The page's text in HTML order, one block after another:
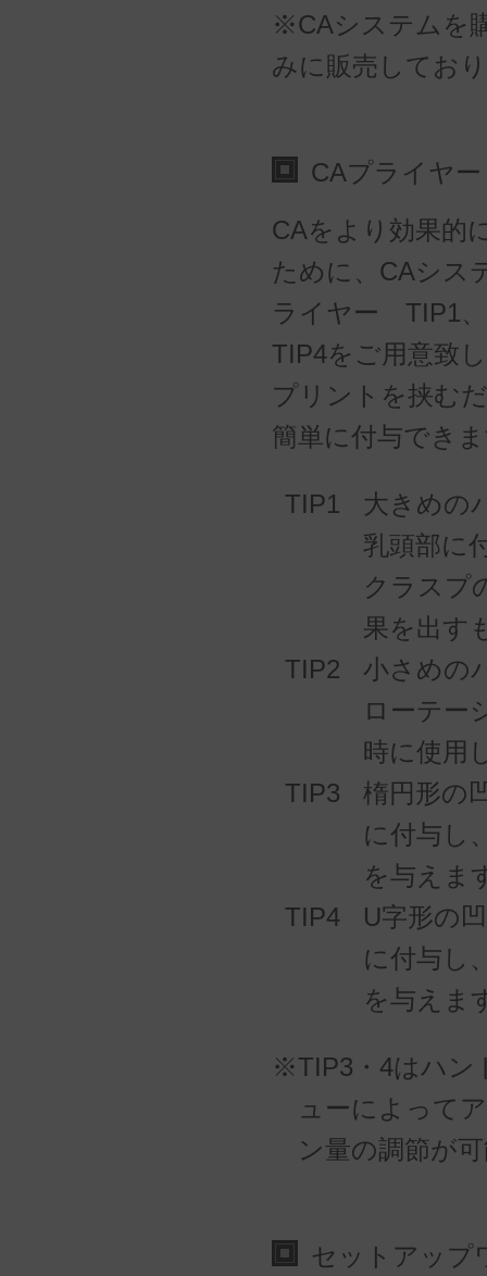
※CAシステムを
みに販売してお
CAプライヤー
CAをより効果的
ために、CAシス
ライヤー TIP1
TIP4をご用意致
プリントを挟む
簡単に付与でき
TIP1
大きめの
乳頭部に
クラスプ
果を出す
TIP2
小さめの
ローテー
時に使用
TIP3
楕円形の
に付与し
を与えま
TIP4
U字形の
に付与し
を与えま
※TIP3・4はハン
ューによって
ン量の調節が
セットアップ